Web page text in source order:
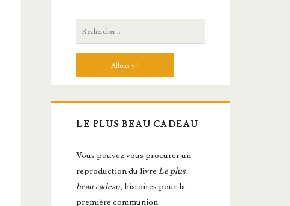
Recherche:
LE PLUS BEAU CADEAU
Vous pou­vez vous pro­cu­rer un
repro­duc­tion du livreLe plus
beau cadeau, histoires pour la
première communion.